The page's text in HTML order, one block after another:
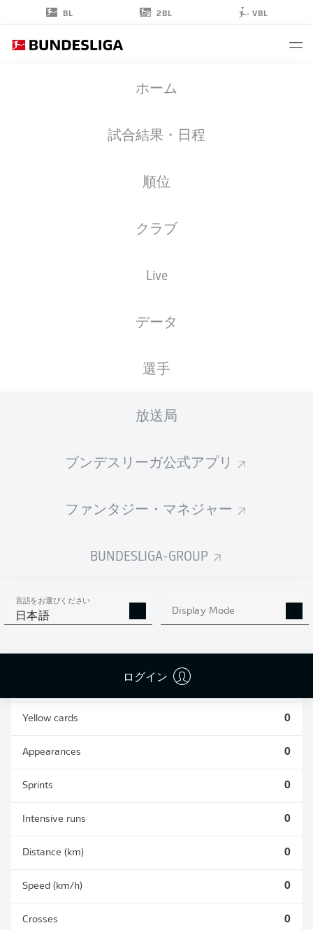
BL 2BL VBL
ホーム
試合結果・日程
順位
クラブ
Live
データ
選手
放送局
ブンデスリーガ公式アプリ
ファンタジー・マネジャー
BUNDESLIGA-GROUP
言語をお選びください
日本語 Display Mode
ログイン
09.01.1995
2026/2027
統計 シーズン 2026/2027
AERIAL DUELS
WON
Yellow cards 0
Appearances 0
Sprints 0
Intensive runs 0
Distance (km) 0
Speed (km/h) 0
Crosses 0